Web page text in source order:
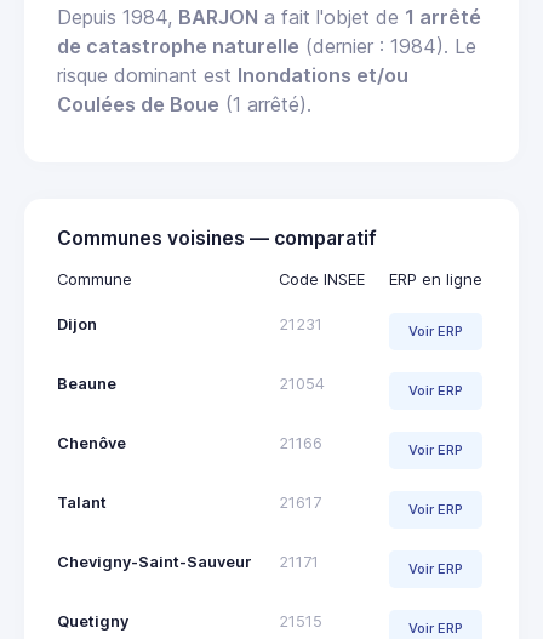
Depuis 1984, BARJON a fait l'objet de 1 arrêté
de catastrophe naturelle (dernier : 1984). Le
risque dominant est Inondations et/ou
Coulées de Boue (1 arrêté).
Communes voisines — comparatif
Commune Code INSEE ERP en ligne
Dijon 21231 Voir ERP
Beaune 21054 Voir ERP
Chenôve 21166 Voir ERP
Talant 21617 Voir ERP
Chevigny-Saint-Sauveur 21171 Voir ERP
Quetigny 21515 Voir ERP